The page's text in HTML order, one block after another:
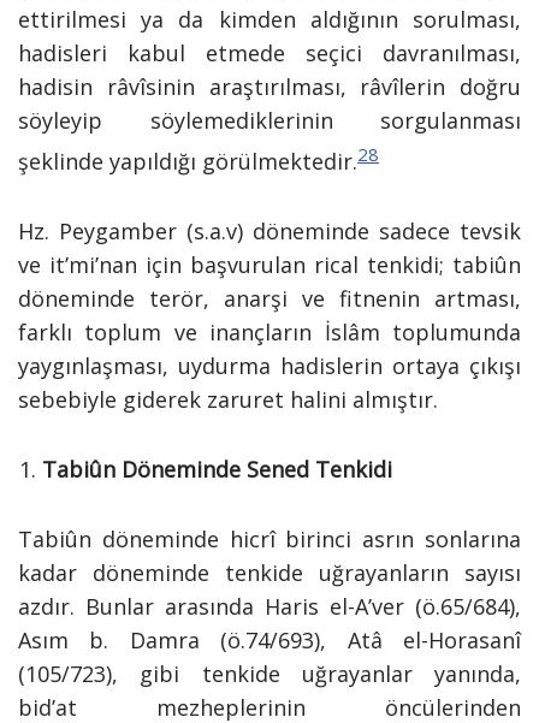
ettirilmesi ya da kimden aldığının sorulması,
hadisleri kabul etmede seçici davranılması,
hadisin râvîsinin araştırılması, râvîlerin doğru
söyleyip söylemediklerinin sorgulanması
şeklinde yapıldığı görülmektedir.28
Hz. Peygamber (s.a.v) döneminde sadece tevsik
ve it’mi’nan için başvurulan rical tenkidi; tabiûn
döneminde terör, anarşi ve fitnenin artması,
farklı toplum ve inançların İslâm toplumunda
yaygınlaşması, uydurma hadislerin ortaya çıkışı
sebebiyle giderek zaruret halini almıştır.
Tabiûn Döneminde Sened Tenkidi
Tabiûn döneminde hicrî birinci asrın sonlarına
kadar döneminde tenkide uğrayanların sayısı
azdır. Bunlar arasında Haris el-A’ver (ö.65/684),
Asım b. Damra (ö.74/693), Atâ el-Horasanî
(105/723), gibi tenkide uğrayanlar yanında,
bid’at mezheplerinin öncülerinden